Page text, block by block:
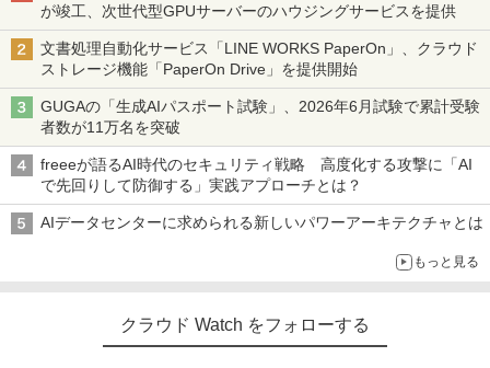
が竣工、次世代型GPUサーバーのハウジングサービスを提供
文書処理自動化サービス「LINE WORKS PaperOn」、クラウド
ストレージ機能「PaperOn Drive」を提供開始
GUGAの「生成AIパスポート試験」、2026年6月試験で累計受験
者数が11万名を突破
freeeが語るAI時代のセキュリティ戦略 高度化する攻撃に「AI
で先回りして防御する」実践アプローチとは？
AIデータセンターに求められる新しいパワーアーキテクチャとは
もっと見る
クラウド Watch をフォローする